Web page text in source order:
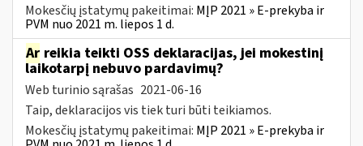
Mokesčių įstatymų pakeitimai: MĮP 2021 » E-prekyba ir
PVM nuo 2021 m. liepos 1 d.
Ar reikia teikti OSS deklaracijas, jei mokestinį
laikotarpį nebuvo pardavimų?
Web turinio sąrašas 2021-06-16
Taip, deklaracijos vis tiek turi būti teikiamos.
Mokesčių įstatymų pakeitimai: MĮP 2021 » E-prekyba ir